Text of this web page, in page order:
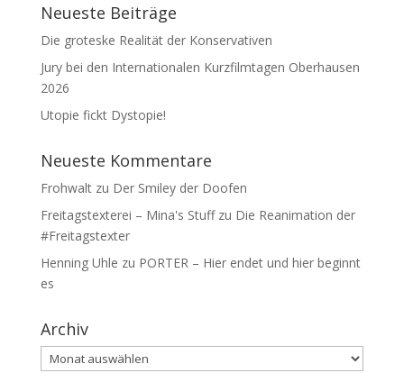
Neueste Beiträge
Die groteske Realität der Konservativen
Jury bei den Internationalen Kurzfilmtagen Oberhausen
2026
Utopie fickt Dystopie!
Neueste Kommentare
Frohwaltzu Der Smiley der Doofen
Freitagstexterei – Mina's Stuffzu Die Reanimation der
#Freitagstexter
Henning Uhle zu PORTER – Hier endet und hier beginnt
es
Archiv
Archiv